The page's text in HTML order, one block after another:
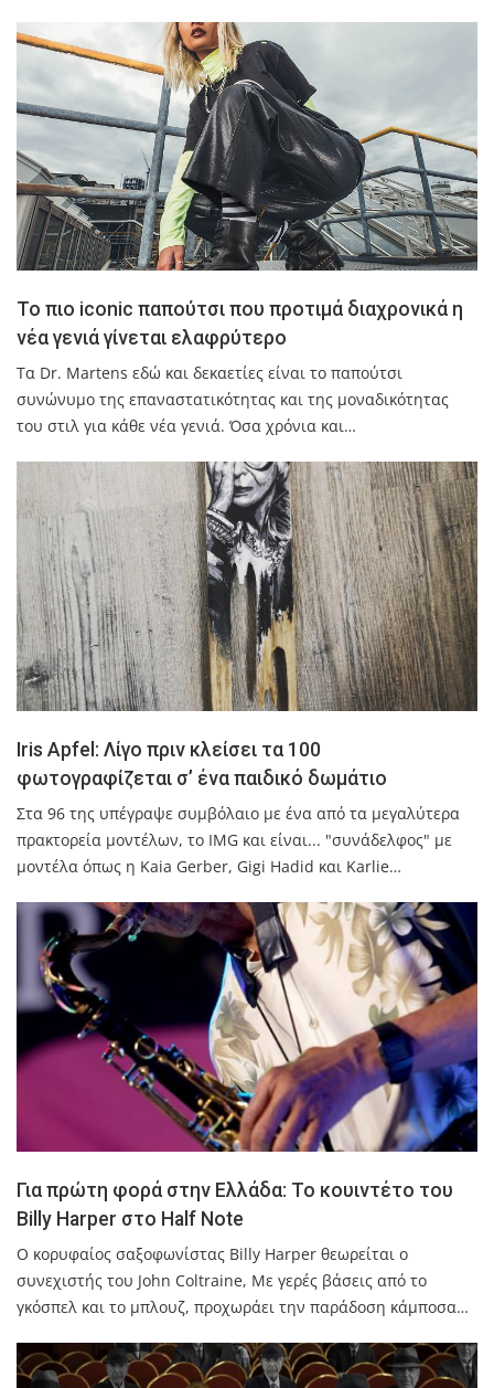
Το πιο iconic παπούτσι που προτιμά διαχρονικά η
νέα γενιά γίνεται ελαφρύτερο
Τα Dr. Martens εδώ και δεκαετίες είναι το παπούτσι
συνώνυμο της επαναστατικότητας και της μοναδικότητας
του στιλ για κάθε νέα γενιά. Όσα χρόνια και…
Iris Apfel: Λίγο πριν κλείσει τα 100
φωτογραφίζεται σ’ ένα παιδικό δωμάτιο
Στα 96 της υπέγραψε συμβόλαιο με ένα από τα μεγαλύτερα
πρακτορεία μοντέλων, το IMG και είναι... "συνάδελφος" με
μοντέλα όπως η Kaia Gerber, Gigi Hadid και Karlie…
Για πρώτη φορά στην Ελλάδα: Το κουιντέτο του
Billy Harper στο Half Note
Ο κορυφαίος σαξοφωνίστας Billy Harper θεωρείται ο
συνεχιστής του John Coltraine, Με γερές βάσεις από το
γκόσπελ και το μπλουζ, προχωράει την παράδοση κάμποσα…